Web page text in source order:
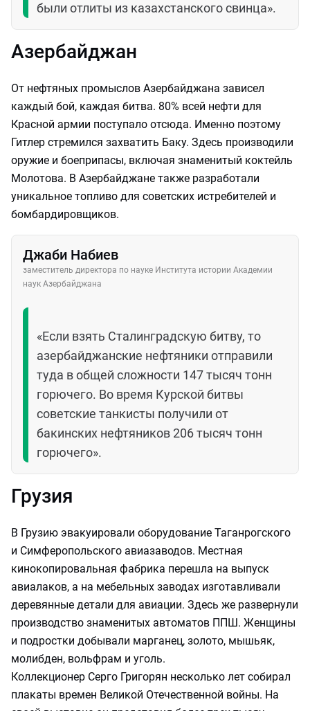
были отлиты из казахстанского свинца».
Азербайджан
От нефтяных промыслов Азербайджана зависел
каждый бой, каждая битва. 80% всей нефти для
Красной армии поступало отсюда. Именно поэтому
Гитлер стремился захватить Баку. Здесь производили
оружие и боеприпасы, включая знаменитый коктейль
Молотова. В Азербайджане также разработали
уникальное топливо для советских истребителей и
бомбардировщиков.
Джаби Набиев
заместитель директора по науке Института истории Академии
наук Азербайджана
«Если взять Сталинградскую битву, то
азербайджанские нефтяники отправили
туда в общей сложности 147 тысяч тонн
горючего. Во время Курской битвы
советские танкисты получили от
бакинских нефтяников 206 тысяч тонн
горючего».
Грузия
В Грузию эвакуировали оборудование Таганрогского
и Симферопольского авиазаводов. Местная
кинокопировальная фабрика перешла на выпуск
авиалаков, а на мебельных заводах изготавливали
деревянные детали для авиации. Здесь же развернули
производство знаменитых автоматов ППШ. Женщины
и подростки добывали марганец, золото, мышьяк,
молибден, вольфрам и уголь.
Коллекционер Серго Григорян несколько лет собирал
плакаты времен Великой Отечественной войны. На